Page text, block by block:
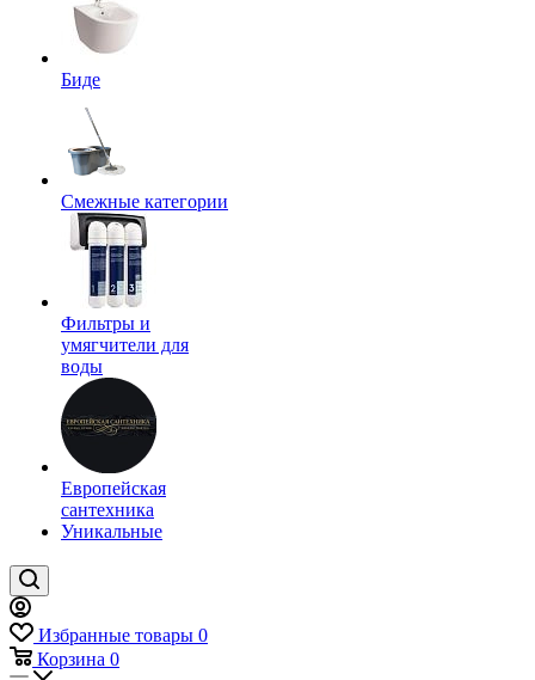
Биде
Смежные категории
Фильтры и
умягчители для
воды
Европейская
сантехника
Уникальные
Избранные товары 0
Корзина 0